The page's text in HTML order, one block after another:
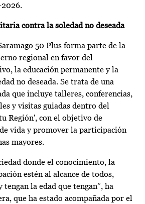
contra la soledad no deseada
50 Plus forma parte de la
regional en favor del
la educación permanente y la
no deseada. Se trata de una
que incluye talleres, conferencias,
y visitas guiadas dentro del
Región', con el objetivo de
vida y promover la participación
mayores.
donde el conocimiento, la
estén al alcance de todos,
la edad que tengan”, ha
que ha estado acompañada por el